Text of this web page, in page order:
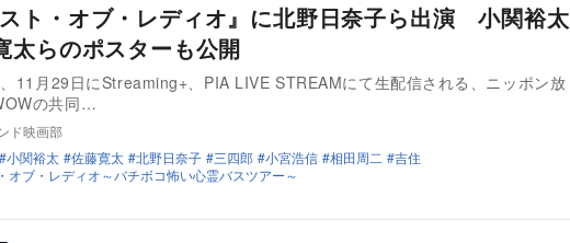
スト・オブ・レディオ』に北野日奈子ら出演 小関裕太
太らのポスターも公開
11月29日にStreaming+、PIA LIVE STREAMにて生配信される、ニッポン放
の共同…
ド映画部
小関裕太 佐藤寛太 北野日奈子 三四郎 小宮浩信 相田周二
吉住
オブ・レディオ～バチボコ怖い心霊バスツアー～